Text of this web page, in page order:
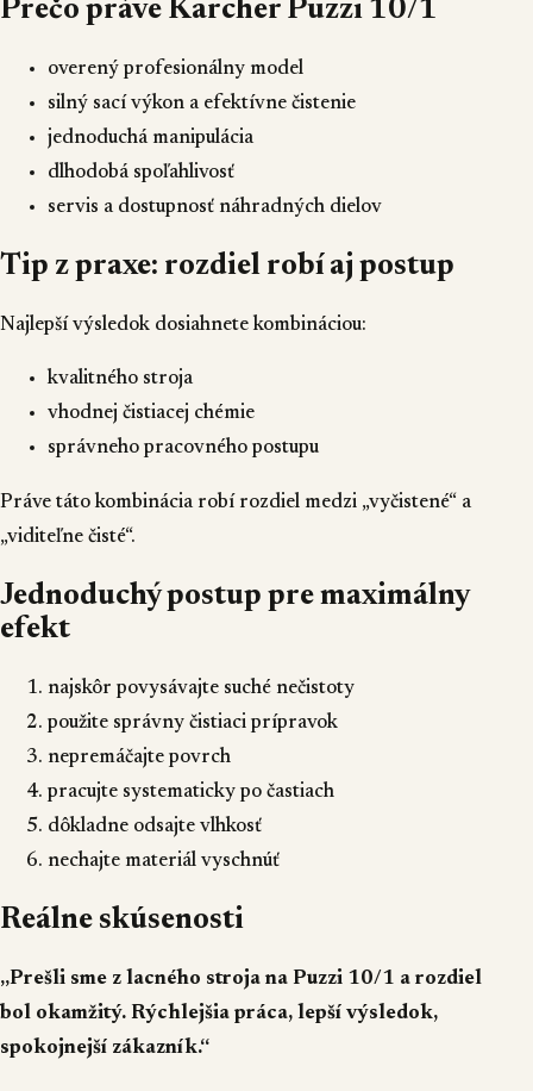
Prečo práve Kärcher Puzzi 10/1
overený profesionálny model
silný sací výkon a efektívne čistenie
jednoduchá manipulácia
dlhodobá spoľahlivosť
servis a dostupnosť náhradných dielov
Tip z praxe: rozdiel robí aj postup
Najlepší výsledok dosiahnete kombináciou:
kvalitného stroja
vhodnej čistiacej chémie
správneho pracovného postupu
Práve táto kombinácia robí rozdiel medzi „vyčistené“ a
„viditeľne čisté“.
Jednoduchý postup pre maximálny
efekt
najskôr povysávajte suché nečistoty
použite správny čistiaci prípravok
nepremáčajte povrch
pracujte systematicky po častiach
dôkladne odsajte vlhkosť
nechajte materiál vyschnúť
Reálne skúsenosti
„Prešli sme z lacného stroja na Puzzi 10/1 a rozdiel
bol okamžitý. Rýchlejšia práca, lepší výsledok,
spokojnejší zákazník.“